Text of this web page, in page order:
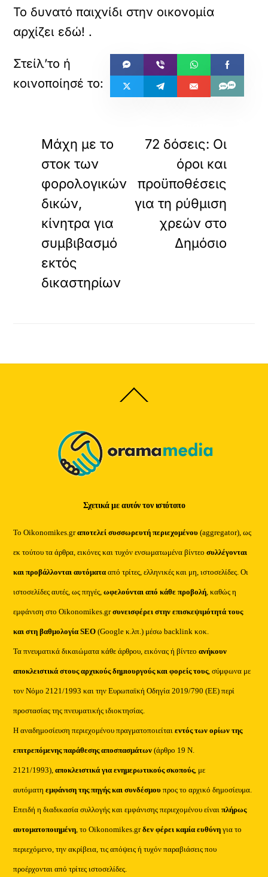
Το δυνατό παιχνίδι στην οικονομία
αρχίζει εδώ! .
Μάχη με το
στοκ των
φορολογικών
δικών,
κίνητρα για
συμβιβασμό
εκτός
δικαστηρίων
72 δόσεις: Οι
όροι και
προϋποθέσεις
για τη ρύθμιση
χρεών στο
Δημόσιο
To
Σχετικά με αυτόν τον ιστότοπο
Το Oikonomikes.grαποτελεί συσσωρευτή περιεχομένου (aggregator), ως
εκ τούτου τα άρθρα, εικόνες και τυχόν ενσωματωμένα βίντεοσυλλέγονται
και προβάλλονται αυτόματααπό τρίτες, ελληνικές και μη, ιστοσελίδες. Οι
ιστοσελίδες αυτές, ως πηγές,ωφελούνται από κάθε προβολή , καθώς η
εμφάνιση στο Oikonomikes.grσυνεισφέρει στην επισκεψιμότητά τους
και στη βαθμολογία SEO (Google κ.λπ.) μέσω backlink κοκ.
Τα πνευματικά δικαιώματα κάθε άρθρου, εικόνας ή βίντεοανήκουν
αποκλειστικά στους αρχικούς δημιουργούς και φορείς τους, σύμφωνα με
τον Νόμο 2121/1993 και την Ευρωπαϊκή Οδηγία 2019/790 (ΕΕ) περί
προστασίας της πνευματικής ιδιοκτησίας.
Η αναδημοσίευση περιεχομένου πραγματοποιείταιεντός των ορίων της
επιτρεπόμενης παράθεσης αποσπασμάτων (άρθρο 19 Ν.
2121/1993), αποκλειστικά για ενημερωτικούς σκοπούς, με
αυτόματηεμφάνιση της πηγής και συνδέσμου προς το αρχικό δημοσίευμα.
Επειδή η διαδικασία συλλογής και εμφάνισης περιεχομένου είναιπλήρως
αυτοματοποιημένη , το Oikonomikes.grδεν φέρει καμία ευθύνη για το
περιεχόμενο, την ακρίβεια, τις απόψεις ή τυχόν παραβιάσεις που
προέρχονται από τρίτες ιστοσελίδες.